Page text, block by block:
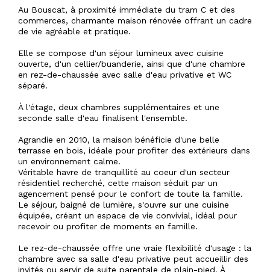
Au Bouscat, à proximité immédiate du tram C et des
commerces, charmante maison rénovée offrant un cadre
de vie agréable et pratique.
Elle se compose d'un séjour lumineux avec cuisine
ouverte, d'un cellier/buanderie, ainsi que d'une chambre
en rez-de-chaussée avec salle d'eau privative et WC
séparé.
À l'étage, deux chambres supplémentaires et une
seconde salle d'eau finalisent l'ensemble.
Agrandie en 2010, la maison bénéficie d'une belle
terrasse en bois, idéale pour profiter des extérieurs dans
un environnement calme.
Véritable havre de tranquillité au coeur d'un secteur
résidentiel recherché, cette maison séduit par un
agencement pensé pour le confort de toute la famille.
Le séjour, baigné de lumière, s'ouvre sur une cuisine
équipée, créant un espace de vie convivial, idéal pour
recevoir ou profiter de moments en famille.
Le rez-de-chaussée offre une vraie flexibilité d'usage : la
chambre avec sa salle d'eau privative peut accueillir des
invités ou servir de suite parentale de plain-pied. À